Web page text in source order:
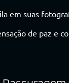
em suas
de paz e